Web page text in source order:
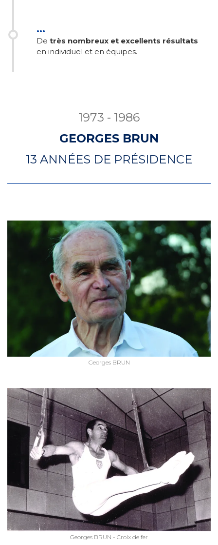
...
De très nombreux et excellents résultats
en individuel et en équipes.
1973 - 1986
GEORGES BRUN
13 ANNÉES DE PRÉSIDENCE
Georges BRUN
Georges BRUN - Croix de fer